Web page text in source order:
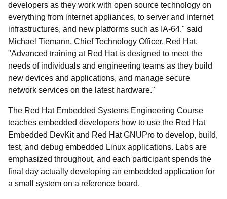
developers as they work with open source technology on
everything from internet appliances, to server and internet
infrastructures, and new platforms such as IA-64." said
Michael Tiemann, Chief Technology Officer, Red Hat.
"Advanced training at Red Hat is designed to meet the
needs of individuals and engineering teams as they build
new devices and applications, and manage secure
network services on the latest hardware."
The Red Hat Embedded Systems Engineering Course
teaches embedded developers how to use the Red Hat
Embedded DevKit and Red Hat GNUPro to develop, build,
test, and debug embedded Linux applications. Labs are
emphasized throughout, and each participant spends the
final day actually developing an embedded application for
a small system on a reference board.